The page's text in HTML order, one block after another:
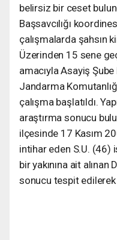
belirsiz bir ceset
Başsavcılığı
çalışmalarda şahsın
Üzerinden 15 sene
amacıyla Asayiş
Jandarma
çalışma başlatıldı.
araştırma sonucu
ilçesinde 17 Kasım
intihar eden S.U. (46)
bir yakınına ait alınan
sonucu tespit edilerek